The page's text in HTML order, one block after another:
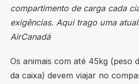
compartimento de carga cada
exigências. Aqui trago uma
AirCanadá
Os animais com até 45kg (peso
da caixa) devem viajar no